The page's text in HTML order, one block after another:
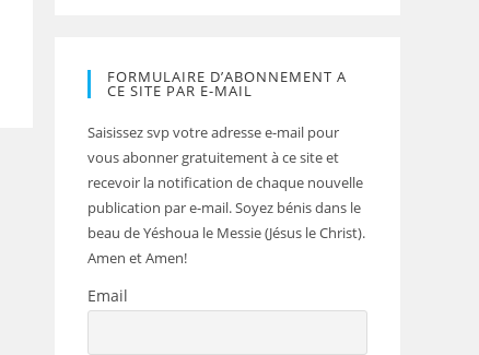
FORMULAIRE D’ABONNEMENT A
CE SITE PAR E-MAIL
Saisissez svp votre adresse e-mail pour
vous abonner gratuitement à ce site et
recevoir la notification de chaque nouvelle
publication par e-mail. Soyez bénis dans le
beau de Yéshoua le Messie (Jésus le Christ).
Amen et Amen!
Email